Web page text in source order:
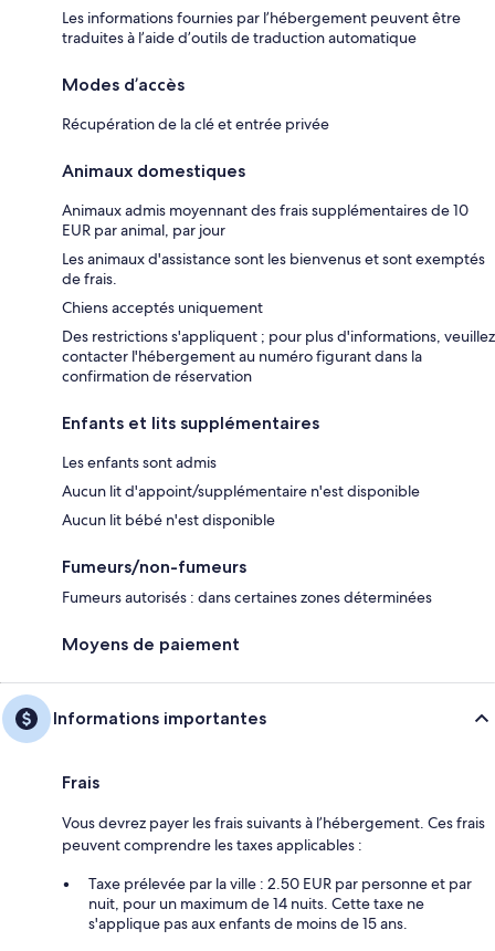
Les informations fournies par l’hébergement peuvent être
traduites à l’aide d’outils de traduction automatique
Modes d’accès
Récupération de la clé et entrée privée
Animaux domestiques
Animaux admis moyennant des frais supplémentaires de 10
EUR par animal, par jour
Les animaux d'assistance sont les bienvenus et sont exemptés
de frais.
Chiens acceptés uniquement
Des restrictions s'appliquent ; pour plus d'informations, veuillez
contacter l'hébergement au numéro figurant dans la
confirmation de réservation
Enfants et lits supplémentaires
Les enfants sont admis
Aucun lit d'appoint/supplémentaire n'est disponible
Aucun lit bébé n'est disponible
Fumeurs/non-fumeurs
Fumeurs autorisés : dans certaines zones déterminées
Moyens de paiement
Informations importantes
Frais
Vous devrez payer les frais suivants à l’hébergement. Ces frais
peuvent comprendre les taxes applicables :
Taxe prélevée par la ville : 2.50 EUR par personne et par
nuit, pour un maximum de 14 nuits. Cette taxe ne
s'applique pas aux enfants de moins de 15 ans.